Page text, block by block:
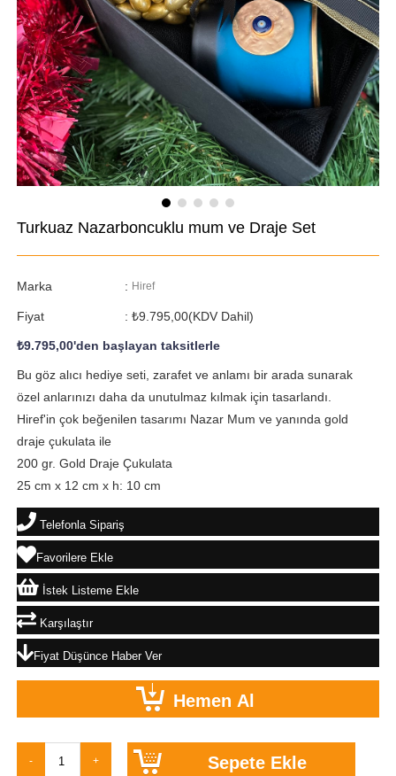
Turkuaz Nazarboncuklu mum ve Draje Set
Marka : Hiref
Fiyat : ₺9.795,00(KDV Dahil)
₺9.795,00'den başlayan taksitlerle
Bu göz alıcı hediye seti, zarafet ve anlamı bir arada sunarak
özel anlarınızı daha da unutulmaz kılmak için tasarlandı.
Hiref'in çok beğenilen tasarımı Nazar Mum ve yanında gold
draje çukulata ile
200 gr. Gold Draje Çukulata
25 cm x 12 cm x h: 10 cm
Telefonla Sipariş
Favorilere Ekle
İstek Listeme Ekle
Karşılaştır
Fiyat Düşünce Haber Ver